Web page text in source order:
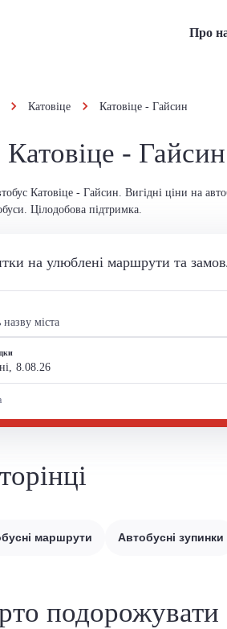
Про
Катовіце Катовіце - Гайсин
- Гайсин
Катовіце - Гайсин. Вигідні ціни на
Цілодобова підтримка.
на улюблені маршрути та
8.08.26
маршрути Автобусні зупинки
подорожувати